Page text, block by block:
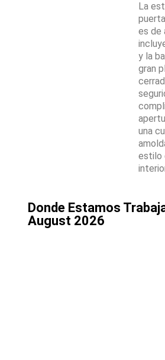
La
es de
y la
gran
una
estilo
Donde Estamos
August 2026